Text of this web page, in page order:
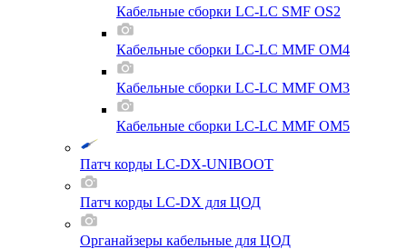
Кабельные сборки LC-LC SMF OS2
Кабельные сборки LC-LC MMF OM4
Кабельные сборки LC-LC MMF OM3
Кабельные сборки LC-LC MMF OM5
Патч корды LC-DX-UNIBOOT
Патч корды LC-DX для ЦОД
Органайзеры кабельные для ЦОД